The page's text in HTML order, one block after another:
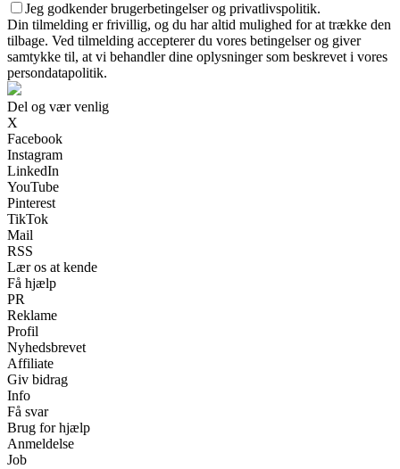
Jeg godkender brugerbetingelser og privatlivspolitik.
Din tilmelding er frivillig, og du har altid mulighed for at trække den
tilbage. Ved tilmelding accepterer du vores betingelser og giver
samtykke til, at vi behandler dine oplysninger som beskrevet i vores
persondatapolitik.
Del og vær venlig
X
Facebook
Instagram
LinkedIn
YouTube
Pinterest
TikTok
Mail
RSS
Lær os at kende
Få hjælp
PR
Reklame
Profil
Nyhedsbrevet
Affiliate
Giv bidrag
Info
Få svar
Brug for hjælp
Anmeldelse
Job